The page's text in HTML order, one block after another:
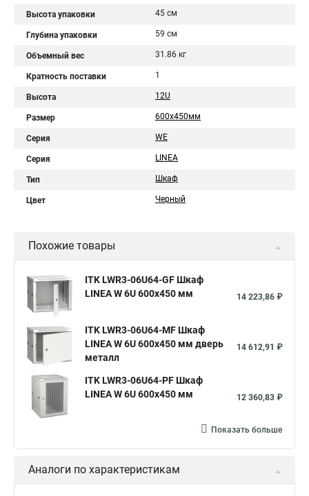
Высота упаковки 45 см
Глубина упаковки 59 см
Объемный вес 31.86 кг
Кратность поставки 1
Высота 12U
Размер 600x450мм
Серия WE
Серия LINEA
Тип Шкаф
Цвет Черный
Похожие товары
ITK LWR3-06U64-GF Шкаф
LINEA W 6U 600x450 мм
14 223,86 ₽
ITK LWR3-06U64-MF Шкаф
LINEA W 6U 600x450 мм дверь
металл
14 612,91 ₽
ITK LWR3-06U64-PF Шкаф
LINEA W 6U 600x450 мм
12 360,83 ₽
Показать больше
Аналоги по характеристикам